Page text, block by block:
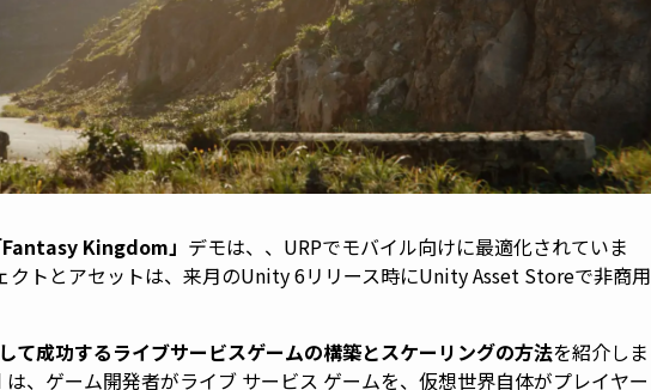
Fantasy Kingdom」 デモは、、URPでモバイル向けに最適化されていま
クトとアセットは、来月のUnity 6リリース時にUnity Asset Storeで非商用
て成功するライブサービスゲームの構築とスケーリングの方法を紹介しま
、ゲーム開発者がライブ サービス ゲームを、仮想世界自体がプレイヤー